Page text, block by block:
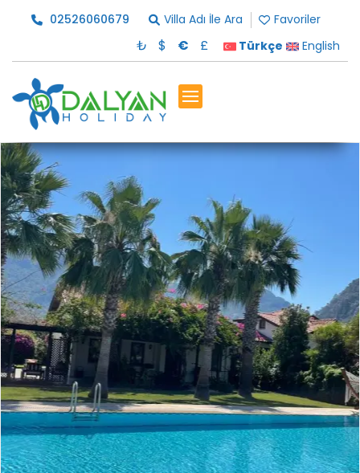
02526060679 Villa Adı İle Ara Favoriler
₺ $ € £ Türkçe English